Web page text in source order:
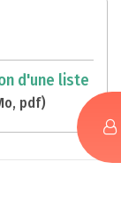
d'une liste
pdf